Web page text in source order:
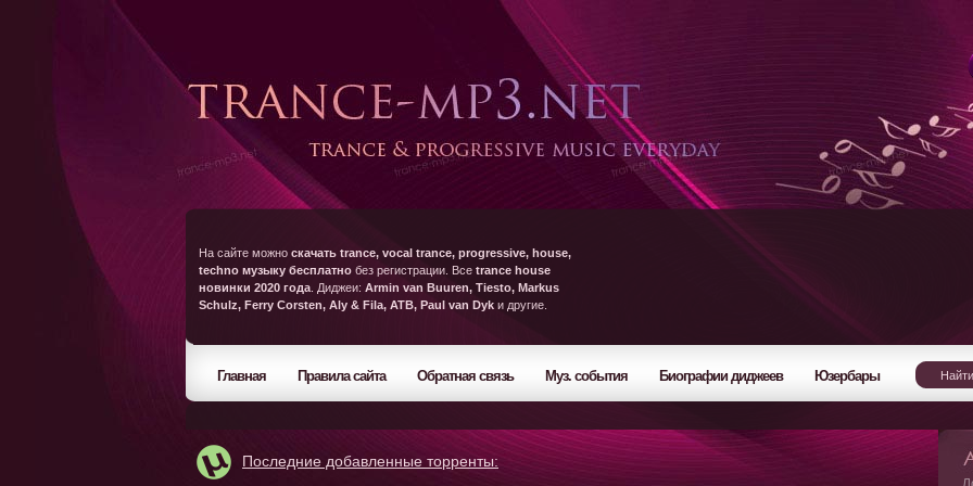
На сайте можно скачать trance, vocal trance, progressive, house,
techno музыку бесплатно без регистрации. Все trance house
новинки 2020 года . Диджеи: Armin van Buuren, Tiesto, Markus
Schulz, Ferry Corsten, Aly & Fila, ATB, Paul van Dyk и другие.
Главная Правила сайта Обратная связь Муз. события Биографии диджеев Юзербары
Последние добавленные торренты: